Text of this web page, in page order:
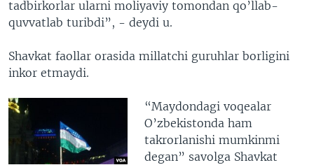
tadbirkorlar ularni moliyaviy tomondan qo’llab-
quvvatlab turibdi”, - deydi u.
Shavkat faollar orasida millatchi guruhlar borligini
inkor etmaydi.
“Maydondagi voqealar
O’zbekistonda ham
takrorlanishi mumkinmi
degan” savolga Shavkat